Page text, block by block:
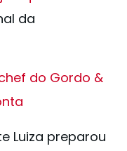
da
do Gordo &
Luiza preparou